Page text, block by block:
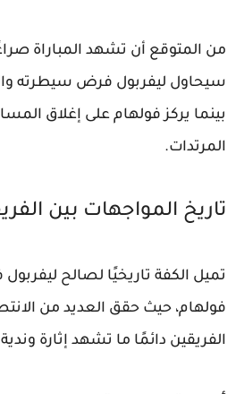
من المتوقع أن تشهد المباراة
سيحاول ليفربول فرض سيطرته
بينما يركز فولهام على إغلاق
المرتدات.
تاريخ المواجهات بين
تميل الكفة تاريخيًا لصالح
فولهام، حيث حقق العديد من
الفريقين دائمًا ما تشهد إثارة